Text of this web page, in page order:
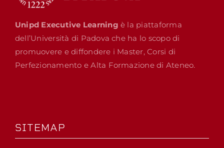
Unipd Executive Learning è la piattaforma
dell’Università di Padova che ha lo scopo di
promuovere e diffondere i Master, Corsi di
Perfezionamento e Alta Formazione di Ateneo.
SITEMAP